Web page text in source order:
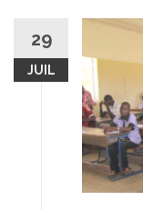
29
JUIL